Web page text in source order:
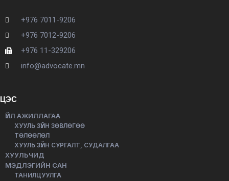
+976 7011-9206
+976 7012-9206
+976 11-329206
info@advocate.mn
ЦЭС
ҮЙЛ АЖИЛЛАГАА
ХУУЛЬ ЗҮЙН ЗӨВЛӨГӨӨ
ТӨЛӨӨЛӨЛ
ХУУЛЬ ЗҮЙН СУРГАЛТ, СУДАЛГАА
ХУУЛЬЧИД
МЭДЛЭГИЙН САН
ТАНИЛЦУУЛГА